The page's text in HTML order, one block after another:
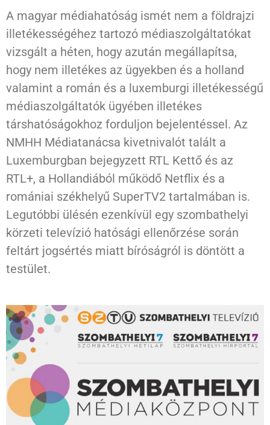
A magyar médiahatóság ismét nem a földrajzi
illetékességéhez tartozó médiaszolgáltatókat
vizsgált a héten, hogy azután megállapítsa,
hogy nem illetékes az ügyekben és a holland
valamint a román és a luxemburgi illetékességű
médiaszolgáltatók ügyében illetékes
társhatóságokhoz forduljon bejelentéssel. Az
NMHH Médiatanácsa kivetnivalót talált a
Luxemburgban bejegyzett RTL Kettő és az
RTL+, a Hollandiából működő Netflix és a
romániai székhelyű SuperTV2 tartalmában is.
Legutóbbi ülésén ezenkívül egy szombathelyi
körzeti televízió hatósági ellenőrzése során
feltárt jogsértés miatt bíróságról is döntött a
testület.